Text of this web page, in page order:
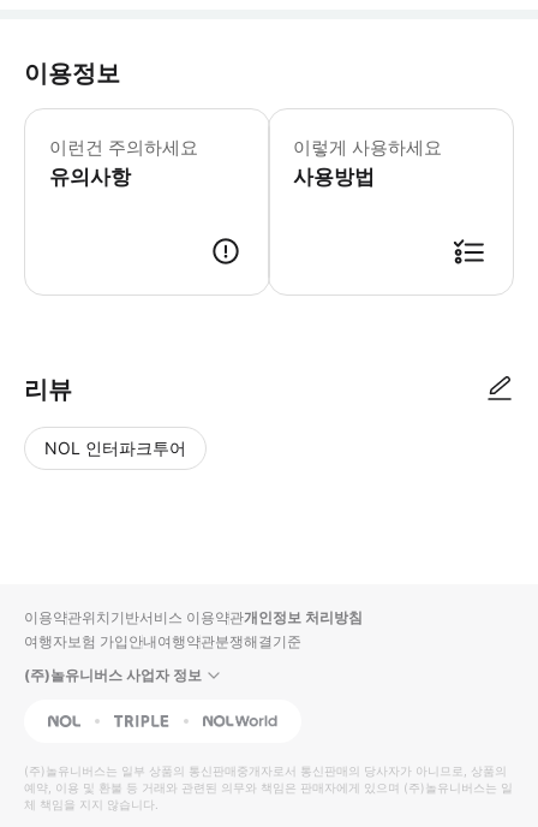
이용정보
이런건 주의하세요
유의사항
이렇게 사용하세요
사용방법
리뷰
NOL 인터파크투어
입니
다.
높
은
순
동
영
상
순
상
이용약관위치기반서비스 이용약관개인정보 처리방침
여행자보험 가입안내여행약관분쟁해결기준
(주)놀유니버스 사업자 정보
NOL Triple Interpark Global
(주)놀유니버스는 일부 상품의 통신판매중개자로서 통신판매의 당사자가 아니므로, 상품의
예약, 이용 및 환불 등 거래와 관련된 의무와 책임은 판매자에게 있으며 (주)놀유니버스는 일
체 책임을 지지 않습니다.